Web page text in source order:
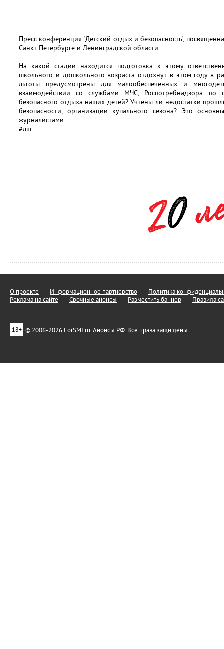
Пресс-конференция "Детский отдых и безопасность",
Санкт-Петербурге и Ленинградской области.
На какой стадии находится подготовка к этому
школьного и дошкольного возраста отдохнут в этом году в
льготы предусмотрены для малообеспеченных и
взаимодействии со службами МЧС, Роспотребнадзора
безопасного отдыха наших детей? Учтены ли недостатки
безопасности, организации купального сезона? Это
журналистами.
#лш
О проекте Информационное партнерство
Политика
Реклама на сайте
Срочные анонсы Разместить баннер Правила
18+ © 2006-2026 ForSMI.ru. Анонсы.РФ. Все права защищены.